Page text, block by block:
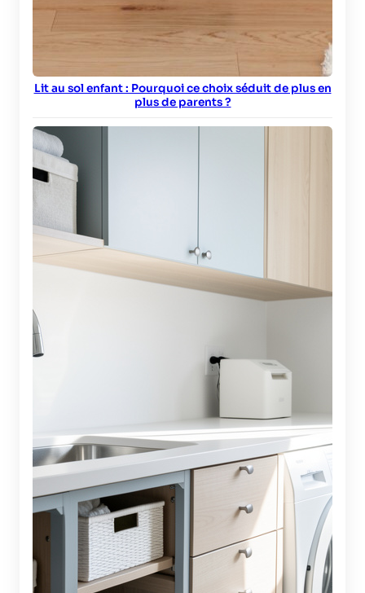
Lit au sol enfant : Pourquoi ce choix séduit de plus en
plus de parents ?